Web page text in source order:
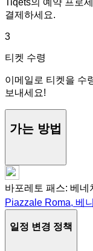
결제하세요.
3
티켓 수령
이메일로 티켓을 수
보내세요!
가는 방법
바포레토 패스: 베
Piazzale Roma, 베
일정 변경 정책